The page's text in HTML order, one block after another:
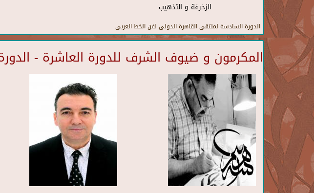
الزخرفة و التذهيب
الدورة السادسة لملتقى القاهرة الدولى لفن الخط العريى
المكرمون و ضيوف الشرف للدورة العاشرة -